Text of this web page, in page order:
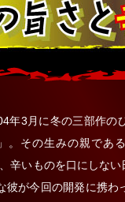
年3月に冬の三部作の
。その生みの親であ
、辛いものを口にしな
彼が今回の開発に携わ